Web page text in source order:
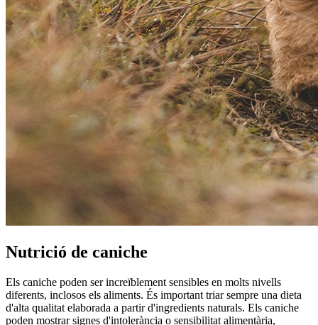
Nutrició de caniche
Els caniche poden ser increïblement sensibles en molts nivells
diferents, inclosos els aliments. És important triar sempre una dieta
d'alta qualitat elaborada a partir d'ingredients naturals. Els caniche
poden mostrar signes d'intolerància o sensibilitat alimentària,